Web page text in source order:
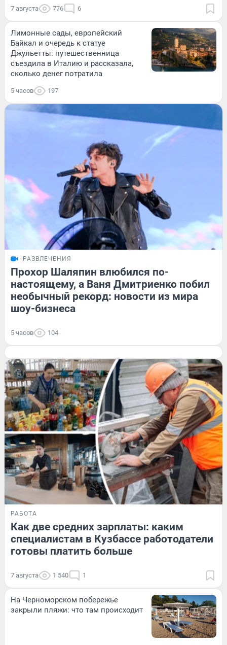
7 августа 776 6
Лимонные сады, европейский
Байкал и очередь к статуе
Джульетты: путешественница
съездила в Италию и рассказала,
сколько денег потратила
5 часов 197
РАЗВЛЕЧЕНИЯ
Прохор Шаляпин влюбился по-
настоящему, а Ваня Дмитриенко побил
необычный рекорд: новости из мира
шоу-бизнеса
5 часов 104
РАБОТА
Как две средних зарплаты: каким
специалистам в Кузбассе работодатели
готовы платить больше
7 августа 1 540 1
На Черноморском побережье
закрыли пляжи: что там происходит